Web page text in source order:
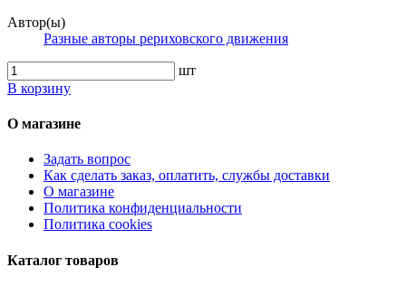
Автор(ы)
Разные авторы рериховского движения
шт
В корзину
О магазине
Задать вопрос
Как сделать заказ, оплатить, службы доставки
О магазине
Политика конфиденциальности
Политика cookies
Каталог товаров